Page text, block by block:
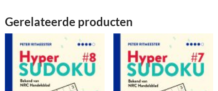
Gerelateerde producten